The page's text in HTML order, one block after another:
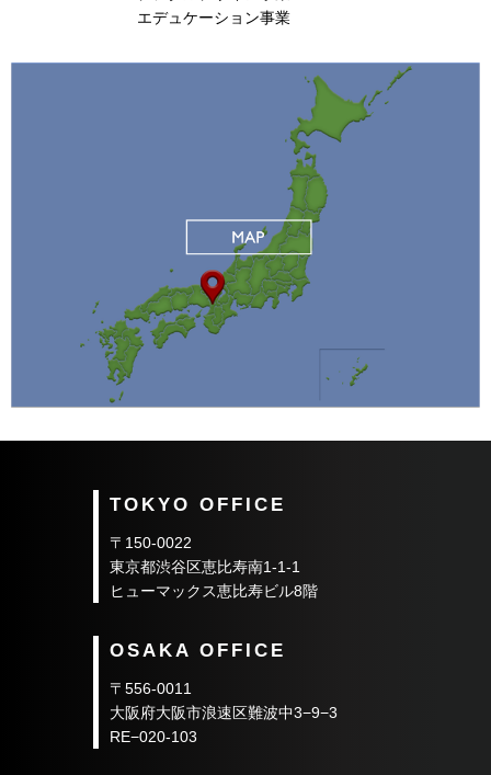
エデュケーション事業
TOKYO OFFICE
〒150-0022
東京都渋谷区恵比寿南1-1-1
ヒューマックス恵比寿ビル8階
OSAKA OFFICE
〒556-0011
大阪府大阪市浪速区難波中3−9−3
RE−020-103